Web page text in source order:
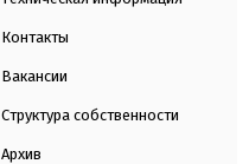
Контакты
Вакансии
Структура собственности
Архив